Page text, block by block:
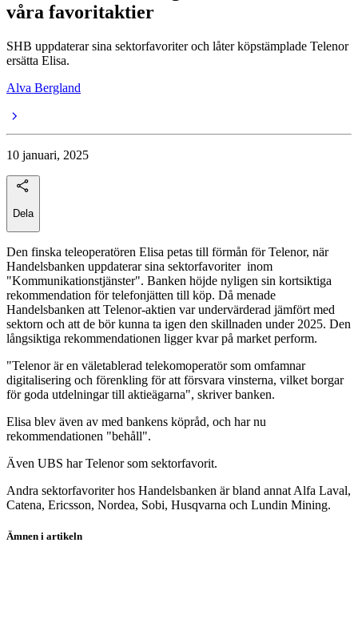
våra favoritaktier
SHB uppdaterar sina sektorfavoriter och låter köpstämplade Telenor
ersätta Elisa.
Alva Bergland
10 januari, 2025
Dela
Den finska teleoperatören Elisa petas till förmån för Telenor, när
Handelsbanken uppdaterar sina sektorfavoriter inom
"Kommunikationstjänster". Banken höjde nyligen sin kortsiktiga
rekommendation för telefonjätten till köp. Då menade
Handelsbanken att Telenor-aktien var undervärderad jämfört med
sektorn och att de bör kunna ta igen den skillnaden under 2025. Den
långsiktiga rekommendationen ligger kvar på market perform.
"Telenor är en väletablerad telekomoperatör som omfamnar
digitalisering och förenkling för att försvara vinsterna, vilket borgar
för goda utdelningar till aktieägarna", skriver banken.
Elisa blev även av med bankens köpråd, och har nu
rekommendationen "behåll".
Även UBS har Telenor som sektorfavorit.
Andra sektorfavoriter hos Handelsbanken är bland annat Alfa Laval,
Catena, Ericsson, Nordea, Sobi, Husqvarna och Lundin Mining.
Ämnen i artikeln